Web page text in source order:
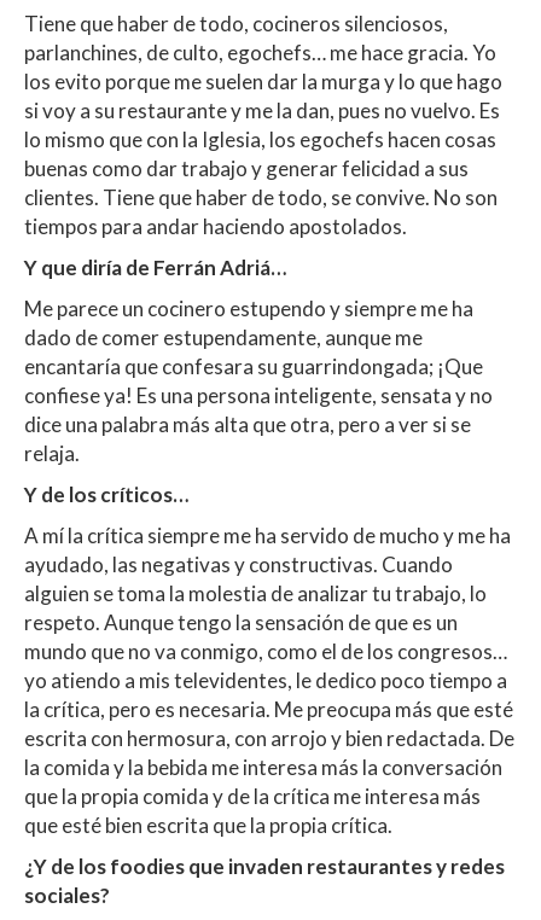
Tiene que haber de todo, cocineros silenciosos,
parlanchines, de culto, egochefs… me hace gracia. Yo
los evito porque me suelen dar la murga y lo que hago
si voy a su restaurante y me la dan, pues no vuelvo. Es
lo mismo que con la Iglesia, los egochefs hacen cosas
buenas como dar trabajo y generar felicidad a sus
clientes. Tiene que haber de todo, se convive. No son
tiempos para andar haciendo apostolados.
Y que diría de Ferrán Adriá…
Me parece un cocinero estupendo y siempre me ha
dado de comer estupendamente, aunque me
encantaría que confesara su guarrindongada; ¡Que
confiese ya! Es una persona inteligente, sensata y no
dice una palabra más alta que otra, pero a ver si se
relaja.
Y de los críticos…
A mí la crítica siempre me ha servido de mucho y me ha
ayudado, las negativas y constructivas. Cuando
alguien se toma la molestia de analizar tu trabajo, lo
respeto. Aunque tengo la sensación de que es un
mundo que no va conmigo, como el de los congresos…
yo atiendo a mis televidentes, le dedico poco tiempo a
la crítica, pero es necesaria. Me preocupa más que esté
escrita con hermosura, con arrojo y bien redactada. De
la comida y la bebida me interesa más la conversación
que la propia comida y de la crítica me interesa más
que esté bien escrita que la propia crítica.
¿Y de los foodies que invaden restaurantes y redes
sociales?